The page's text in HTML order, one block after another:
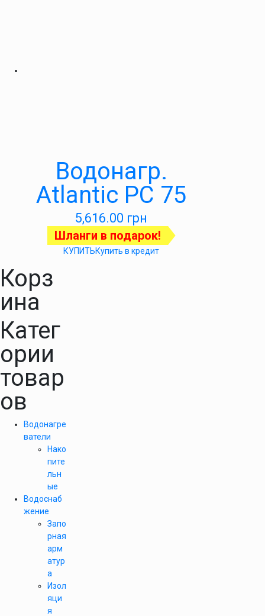
Водонагр.
Atlantic PC 75
5,616.00 грн
Шланги в подарок!
КУПИТЬКупить в кредит
Корз
ина
Катег
ории
товар
ов
Водонагре
ватели
Нако
пите
льн
ые
Водоснаб
жение
Запо
рная
арм
атур
а
Изол
яци
я